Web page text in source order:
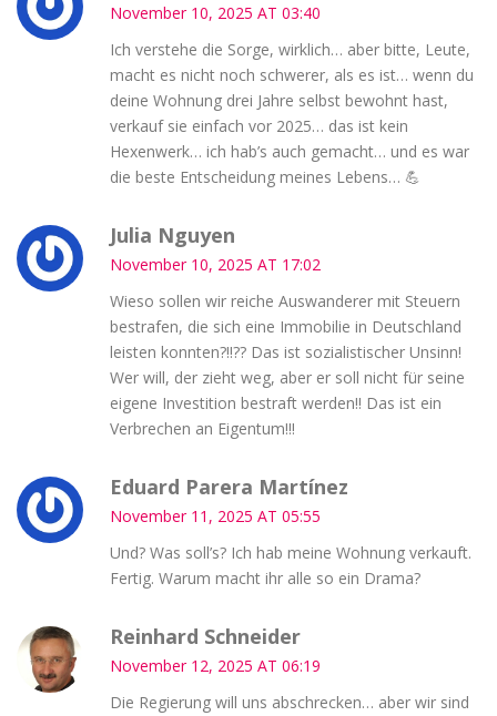
November 10, 2025 AT 03:40
Ich verstehe die Sorge, wirklich… aber bitte, Leute,
macht es nicht noch schwerer, als es ist… wenn du
deine Wohnung drei Jahre selbst bewohnt hast,
verkauf sie einfach vor 2025… das ist kein
Hexenwerk… ich hab’s auch gemacht… und es war
die beste Entscheidung meines Lebens… 💪
Julia Nguyen
November 10, 2025 AT 17:02
Wieso sollen wir reiche Auswanderer mit Steuern
bestrafen, die sich eine Immobilie in Deutschland
leisten konnten?!!?? Das ist sozialistischer Unsinn!
Wer will, der zieht weg, aber er soll nicht für seine
eigene Investition bestraft werden!! Das ist ein
Verbrechen an Eigentum!!!
Eduard Parera Martínez
November 11, 2025 AT 05:55
Und? Was soll’s? Ich hab meine Wohnung verkauft.
Fertig. Warum macht ihr alle so ein Drama?
Reinhard Schneider
November 12, 2025 AT 06:19
Die Regierung will uns abschrecken… aber wir sind